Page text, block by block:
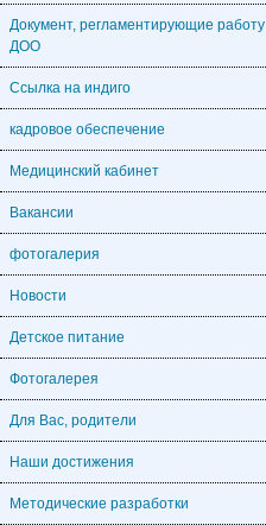
Документ, регламентирующие работу
ДОО
Ссылка на индиго
кадровое обеспечение
Медицинский кабинет
Вакансии
фотогалерия
Новости
Детское питание
Фотогалерея
Для Вас, родители
Наши достижения
Методические разработки